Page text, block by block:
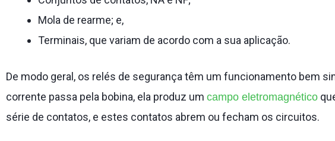
Mola de rearme; e,
Terminais, que variam de acordo com a sua aplicação.
De modo geral, os relés de segurança têm um funcionamento bem
corrente passa pela bobina, ela produz um campo eletromagnético
série de contatos, e estes contatos abrem ou fecham os circuitos.